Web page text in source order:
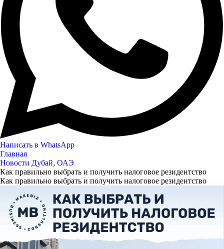
Написать в WhatsApp
Главная
Новости Дубай, ОАЭ
Как правильно выбрать и получить налоговое резидентство
Как правильно выбрать и получить налоговое резидентство